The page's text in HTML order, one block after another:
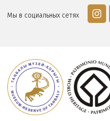
Мы в социальных сетях